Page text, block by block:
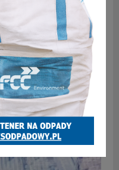
– wystające pręty na